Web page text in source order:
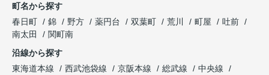
町名から探す
春日町
錦 野方 薬円台 双葉町 荒川 町屋
吐前
南太田
関町南
沿線から探す
東海道本線
西武池袋線 京阪本線 総武線
中央線